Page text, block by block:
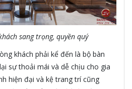
sang trọng, quyền quý
khách phải kể đến là bộ bàn
sự thoải mái và dễ chịu cho gia
hiện đại và kệ trang trí cũng